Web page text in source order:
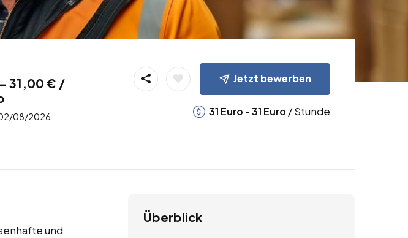
31,00 € /
08/2026
Jetzt bewerben
31 Euro -31 Euro / Stunde
und
Überblick